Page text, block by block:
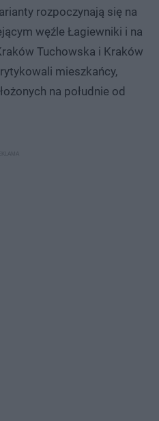
rozpoczynają się na
węźle Łagiewniki i na
Tuchowska i Kraków
mieszkańcy,
na południe od